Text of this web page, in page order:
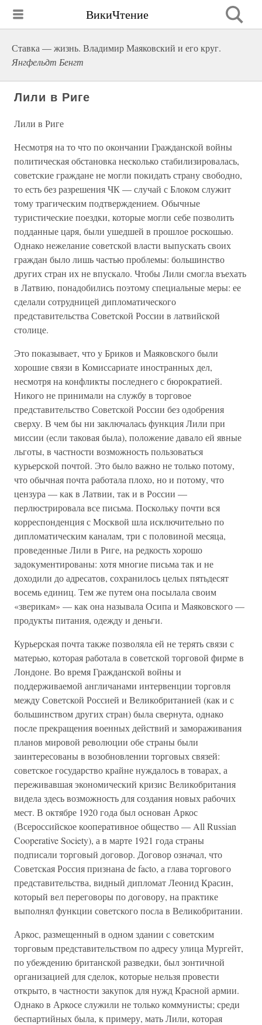
ВикиЧтение
Ставка — жизнь. Владимир Маяковский и его круг.
Янгфельдт Бенгт
Лили в Риге
Лили в Риге
Несмотря на то что по окончании Гражданской войны
политическая обстановка несколько стабилизировалась,
советские граждане не могли покидать страну свободно,
то есть без разрешения ЧК — случай с Блоком служит
тому трагическим подтверждением. Обычные
туристические поездки, которые могли себе позволить
подданные царя, были ушедшей в прошлое роскошью.
Однако нежелание советской власти выпускать своих
граждан было лишь частью проблемы: большинство
других стран их не впускало. Чтобы Лили смогла въехать
в Латвию, понадобились поэтому специальные меры: ее
сделали сотрудницей дипломатического
представительства Советской России в латвийской
столице.
Это показывает, что у Бриков и Маяковского были
хорошие связи в Комиссариате иностранных дел,
несмотря на конфликты последнего с бюрократией.
Никого не принимали на службу в торговое
представительство Советской России без одобрения
сверху. В чем бы ни заключалась функция Лили при
миссии (если таковая была), положение давало ей явные
льготы, в частности возможность пользоваться
курьерской почтой. Это было важно не только потому,
что обычная почта работала плохо, но и потому, что
цензура — как в Латвии, так и в России —
перлюстрировала все письма. Поскольку почти вся
корреспонденция с Москвой шла исключительно по
дипломатическим каналам, три с половиной месяца,
проведенные Лили в Риге, на редкость хорошо
задокументированы: хотя многие письма так и не
доходили до адресатов, сохранилось целых пятьдесят
восемь единиц. Тем же путем она посылала своим
«зверикам» — как она называла Осипа и Маяковского —
продукты питания, одежду и деньги.
Курьерская почта также позволяла ей не терять связи с
матерью, которая работала в советской торговой фирме в
Лондоне. Во время Гражданской войны и
поддерживаемой англичанами интервенции торговля
между Советской Россией и Великобританией (как и с
большинством других стран) была свернута, однако
после прекращения военных действий и замораживания
планов мировой революции обе страны были
заинтересованы в возобновлении торговых связей:
советское государство крайне нуждалось в товарах, а
переживавшая экономический кризис Великобритания
видела здесь возможность для создания новых рабочих
мест. В октябре 1920 года был основан Аркос
(Всероссийское кооперативное общество — All Russian
Cooperative Society), а в марте 1921 года страны
подписали торговый договор. Договор означал, что
Советская Россия признана de facto, а глава торгового
представительства, видный дипломат Леонид Красин,
который вел переговоры по договору, на практике
выполнял функции советского посла в Великобритании.
Аркос, размещенный в одном здании с советским
торговым представительством по адресу улица Мургейт,
по убеждению британской разведки, был зонтичной
организацией для сделок, которые нельзя провести
открыто, в частности закупок для нужд Красной армии.
Однако в Аркосе служили не только коммунисты; среди
беспартийных была, к примеру, мать Лили, которая